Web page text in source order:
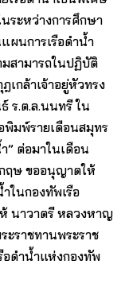
ระหว่างการศึกษา
ผนการเรือดำน้ำ
สามารถในปฏิบัติ
เกล้าเจ้าอยู่หัวทรง
ร.ต.ล.นนทรี ใน
พิมพ์รายเดือนสมุทร
” ต่อมาในเดือน
ฤษ ขออนุญาตให้
ำในกองทัพเรือ
นาวาตรี หลวงหาญ
ะราชทานพระราช
อดำน้ำแห่งกองทัพ